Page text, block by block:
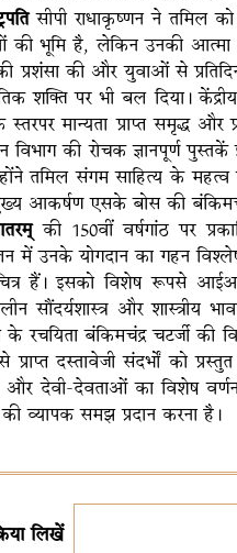
सीपी राधाकृष्णन ने तमिल
की भूमि है, लेकिन उनकी आत्मा
प्रशंसा की और युवाओं से
शक्ति पर भी बल दिया।
स्तरपर मान्यता प्राप्त समृद्ध और
विभाग की रोचक ज्ञानपूर्ण
तमिल संगम साहित्य के महत्व
आकर्षण एसके बोस की
की 150वीं वर्षगांठ पर
में उनके योगदान का गहन
हैं। इसको विशेष रूपसे
सौंदर्यशास्त्र और
के रचयिता बंकिमचंद्र चटर्जी की
से प्राप्त दस्तावेजी संदर्भों को
और देवी-देवताओं का विशेष
व्यापक समझ प्रदान करना है।
लिखें